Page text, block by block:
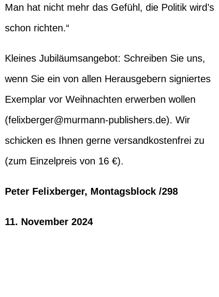
Man hat nicht mehr das Gefühl, die Politik wird’s
schon richten.“
Kleines Jubiläumsangebot: Schreiben Sie uns,
wenn Sie ein von allen Herausgebern signiertes
Exemplar vor Weihnachten erwerben wollen
(felixberger@murmann-publishers.de). Wir
schicken es Ihnen gerne versandkostenfrei zu
(zum Einzelpreis von 16 €).
Peter Felixberger, Montagsblock /298
11. November 2024